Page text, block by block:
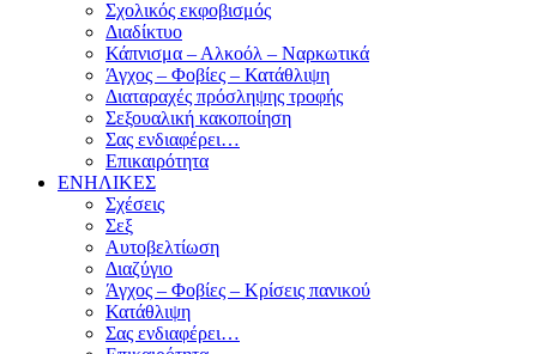
Σχολικός εκφοβισμός
Διαδίκτυο
Κάπνισμα – Αλκοόλ – Ναρκωτικά
Άγχος – Φοβίες – Κατάθλιψη
Διαταραχές πρόσληψης τροφής
Σεξουαλική κακοποίηση
Σας ενδιαφέρει…
Επικαιρότητα
ΕΝΗΛΙΚΕΣ
Σχέσεις
Σεξ
Αυτοβελτίωση
Διαζύγιο
Άγχος – Φοβίες – Κρίσεις πανικού
Κατάθλιψη
Σας ενδιαφέρει…